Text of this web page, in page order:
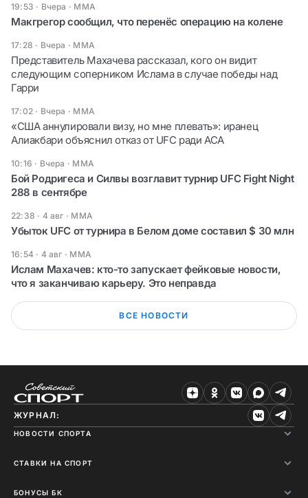
19:53 · Вчера · ММА
Макгрегор сообщил, что перенёс операцию на колене
17:28 · Вчера · ММА
Представитель Махачева рассказал, кого он видит
следующим соперником Ислама в случае победы над
Гарри
17:02 · Вчера · ММА
«США аннулировали визу, но мне плевать»: иранец
Алиакбари объяснил отказ от UFC ради ACA
10:16 · Вчера · ММА
Бой Родригеса и Силвы возглавит турнир UFC Fight Night
288 в сентябре
22:38 · 4 авг · ММА
Убыток UFC от турнира в Белом доме составил $ 30 млн
16:54 · 4 авг · ММА
Ислам Махачев: кто-то запускает фейковые новости,
что я заканчиваю карьеру. Это неправда
ВСЕ НОВОСТИ
ЖУРНАЛ:
НОВОСТИ СПОРТА
СТАВКИ НА СПОРТ
БОНУСЫ БК